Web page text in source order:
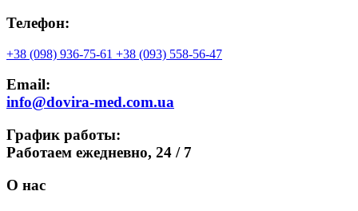
Телефон:
+38 (098) 936-75-61 +38 (093) 558-56-47
Email:
info@dovira-med.com.ua
График работы:
Работаем ежедневно, 24 / 7
О нас